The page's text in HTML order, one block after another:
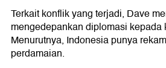
Terkait konflik yang terjadi, Dave
mengedepankan diplomasi kepada
Menurutnya, Indonesia punya
perdamaian.